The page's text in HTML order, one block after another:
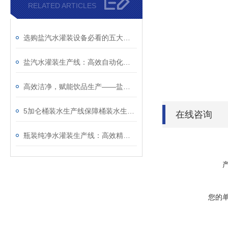
RELATED ARTICLES
在线咨询
您的